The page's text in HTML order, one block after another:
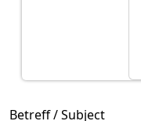
Betreff / Subject